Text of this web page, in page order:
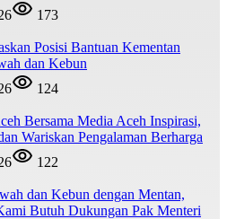
173
Posisi Bantuan Kementan
dan Kebun
124
Bersama Media Aceh Inspirasi,
Wariskan Pengalaman Berharga
122
dan Kebun dengan Mentan,
Butuh Dukungan Pak Menteri